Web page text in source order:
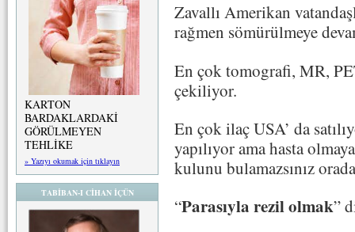
KARTON
BARDAKLARDAKİ
GÖRÜLMEYEN
TEHLİKE
» Yazıyı okumak için tıklayın
TABİBAN-I CİHAN İÇÜN
Zavallı Amerikan
rağmen sömürülmeye
En çok tomografi, MR,
çekiliyor.
En çok ilaç USA’ da
yapılıyor ama hasta
kulunu bulamazsınız
“Parasıyla rezil olmak”